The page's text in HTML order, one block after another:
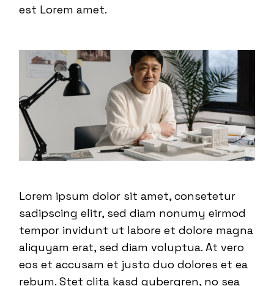
est Lorem amet.
Lorem ipsum dolor sit amet, consetetur
sadipscing elitr, sed diam nonumy eirmod
tempor invidunt ut labore et dolore magna
aliquyam erat, sed diam voluptua. At vero
eos et accusam et justo duo dolores et ea
rebum. Stet clita kasd gubergren, no sea